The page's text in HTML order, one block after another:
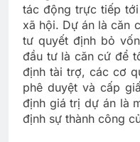
tác động trực tiếp
xã hội. Dự án là căn
tư quyết định bỏ
đầu tư là căn cứ để
định tài trợ, các cơ
phê duyệt và cấp
định giá trị dự án là
định sự thành công